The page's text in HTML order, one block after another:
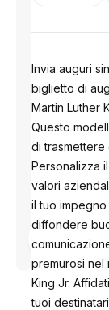
da
Invia auguri
biglietto di
Martin Luther
Questo
di trasmettere
Personalizza
valori
il tuo
diffondere
premurosi nel
King Jr.
tuoi